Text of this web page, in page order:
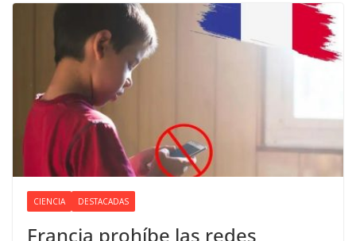
CIENCIA DESTACADAS
Francia prohíbe las redes